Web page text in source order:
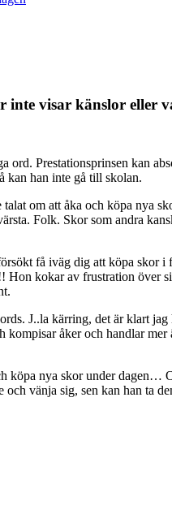
visar känslor eller
ord. Prestationsprinsen kan
kan han inte gå till skolan.
om att åka och köpa nya
Folk. Skor som andra
få iväg dig att köpa skor i
kokar av frustration
J..la kärring, det är klart
åker och handlar
köpa nya skor under
och vänja sig, sen kan han ta